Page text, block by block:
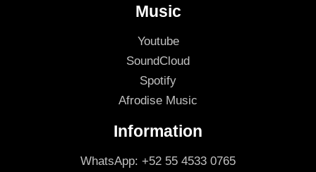
Music
Youtube
SoundCloud
Spotify
Afrodise Music
Information
WhatsApp: +52 55 4533 0765